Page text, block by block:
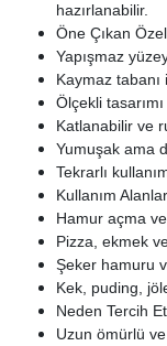
hazırlanabilir.
Öne Çıkan
Yapışmaz
Kaymaz
Ölçekli
Katlanabilir ve
Yumuşak ama
Tekrarlı
Kullanım
Hamur açma
Pizza, ekmek
Şeker hamuru
Kek, puding,
Neden Tercih
Uzun ömürlü ve